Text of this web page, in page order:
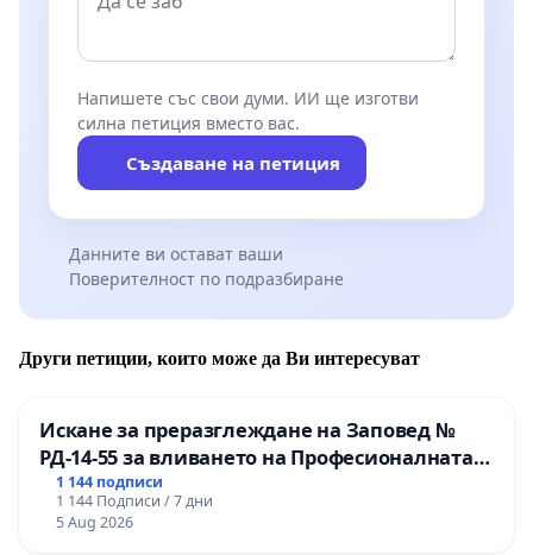
Напишете със свои думи. ИИ ще изготви
силна петиция вместо вас.
Създаване на петиция
Данните ви остават ваши
Поверителност по подразбиране
Други петиции, които може да Ви интересуват
Искане за преразглеждане на Заповед №
РД-14-55 за вливането на Професионалната
гимназия по промишлени технологии в
Професионалната гимназия по икономика и
мениджмънт – гр. Пазарджик
1 144 подписи
1 144 Подписи / 7 дни
5 Aug 2026